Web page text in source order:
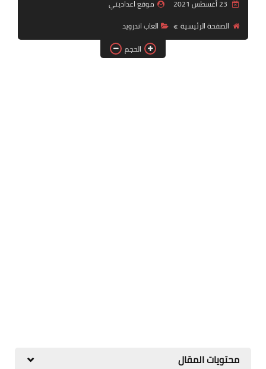
بلايستيشن PS2
موقع اعداديتي
الصفحة الرئيسية
العاب اندرويد
الحجم
محتويات المقال